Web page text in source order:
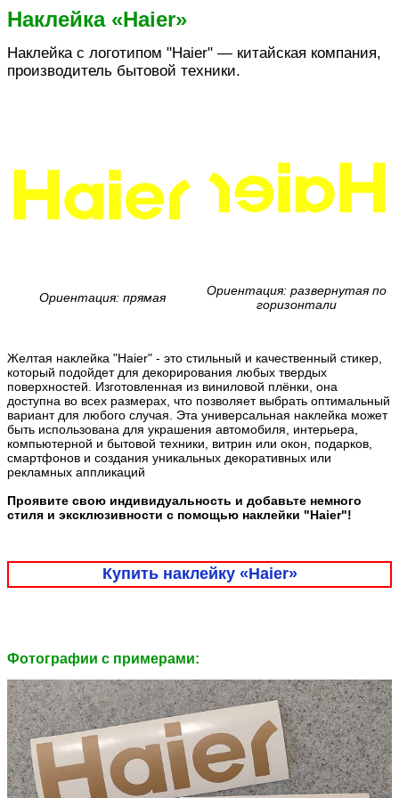
Наклейка «Haier»
Наклейка с логотипом "Haier" — китайская компания,
производитель бытовой техники.
Ориентация: прямая
Ориентация: развернутая по
горизонтали
Желтая наклейка "Haier" - это стильный и качественный стикер,
который подойдет для декорирования любых твердых
поверхностей. Изготовленная из виниловой плёнки, она
доступна во всех размерах, что позволяет выбрать оптимальный
вариант для любого случая. Эта универсальная наклейка может
быть использована для украшения автомобиля, интерьера,
компьютерной и бытовой техники, витрин или окон, подарков,
смартфонов и создания уникальных декоративных или
рекламных аппликаций
Проявите свою индивидуальность и добавьте немного
стиля и эксклюзивности с помощью наклейки "Haier"!
Купить наклейку «Haier»
Фотографии c примерами: